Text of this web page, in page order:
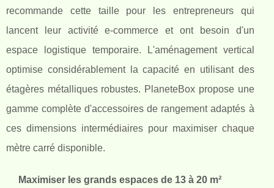
recommande cette taille pour les entrepreneurs qui
lancent leur activité e-commerce et ont besoin d'un
espace logistique temporaire. L'aménagement vertical
optimise considérablement la capacité en utilisant des
étagères métalliques robustes. PlaneteBox propose une
gamme complète d'accessoires de rangement adaptés à
ces dimensions intermédiaires pour maximiser chaque
mètre carré disponible.
Maximiser les grands espaces de 13 à 20 m²